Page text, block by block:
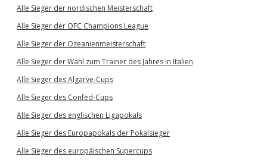
Alle Sieger der nordischen Meisterschaft
Alle Sieger der OFC Champions League
Alle Sieger der Ozeanienmeisterschaft
Alle Sieger der Wahl zum Trainer des Jahres in Italien
Alle Sieger des Algarve-Cups
Alle Sieger des Confed-Cups
Alle Sieger des englischen Ligapokals
Alle Sieger des Europapokals der Pokalsieger
Alle Sieger des europäischen Supercups